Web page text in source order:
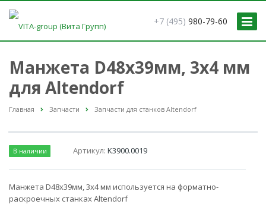
+7 (495) 980-79-60
Манжета D48x39мм, 3x4 мм
для Altendorf
Главная Запчасти Запчасти для станков Altendorf
В наличии Артикул:K3900.0019
Манжета D48x39мм, 3x4 мм используется на форматно-
раскроечных станках Altendorf